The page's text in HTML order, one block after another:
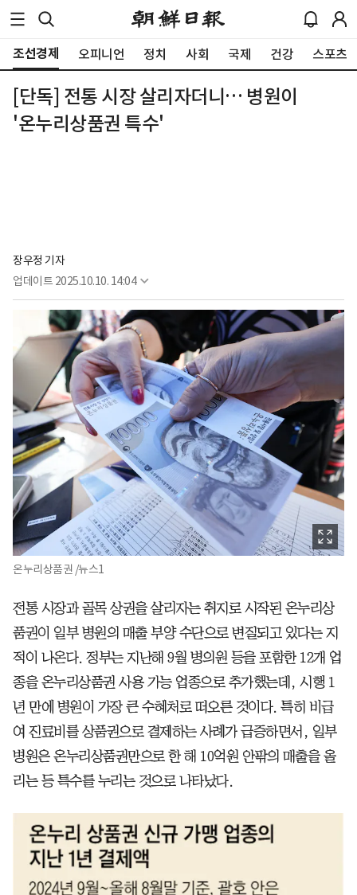
조선경제 오피니언 정치 사회 국제 건강 스포츠
[단독] 전통 시장 살리자더니… 병원이
'온누리상품권 특수'
장우정 기자
업데이트 2025.10.10. 14:04
온누리상품권 /뉴스1
전통 시장과 골목 상권을 살리자는 취지로 시작된 온누리상
품권이 일부 병원의 매출 부양 수단으로 변질되고 있다는 지
적이 나온다. 정부는 지난해 9월 병의원 등을 포함한 12개 업
종을 온누리상품권 사용 가능 업종으로 추가했는데, 시행 1
년 만에 병원이 가장 큰 수혜처로 떠오른 것이다. 특히 비급
여 진료비를 상품권으로 결제하는 사례가 급증하면서, 일부
병원은 온누리상품권만으로 한 해 10억원 안팎의 매출을 올
리는 등 특수를 누리는 것으로 나타났다.